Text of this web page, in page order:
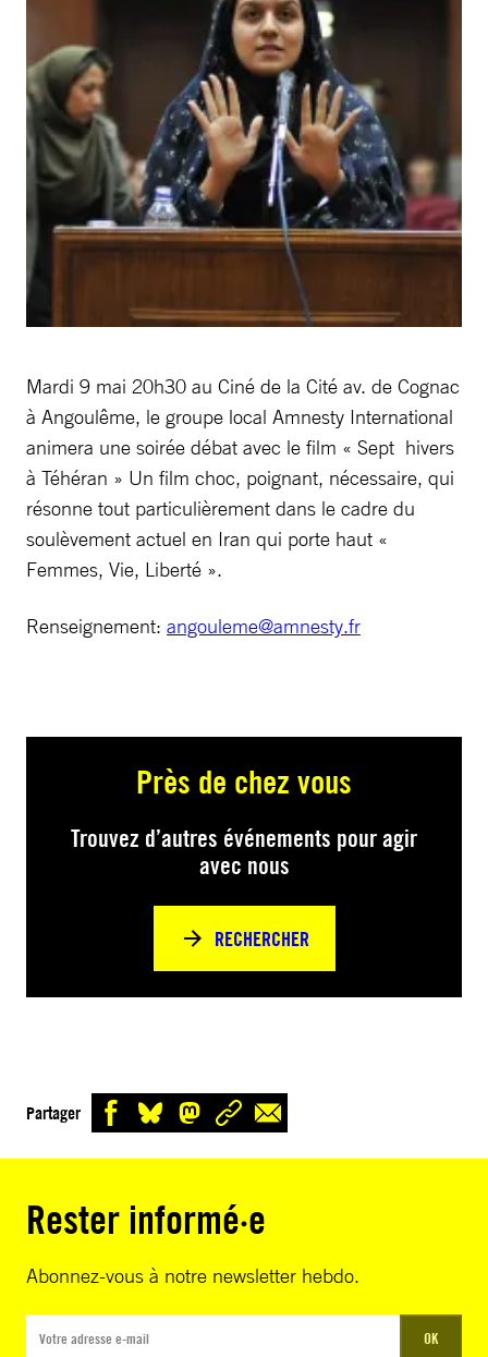
Mardi 9 mai 20h30 au Ciné de la Cité av. de Cognac
à Angoulême, le groupe local Amnesty International
animera une soirée débat avec le film « Sept hivers
à Téhéran » Un film choc, poignant, nécessaire, qui
résonne tout particulièrement dans le cadre du
soulèvement actuel en Iran qui porte haut «
Femmes, Vie, Liberté ».
Renseignement: angouleme@amnesty.fr
Près de chez vous
Trouvez d’autres événements pour agir
avec nous
RECHERCHER
Partager
Rester informé·e
Abonnez-vous à notre newsletter hebdo.
OK